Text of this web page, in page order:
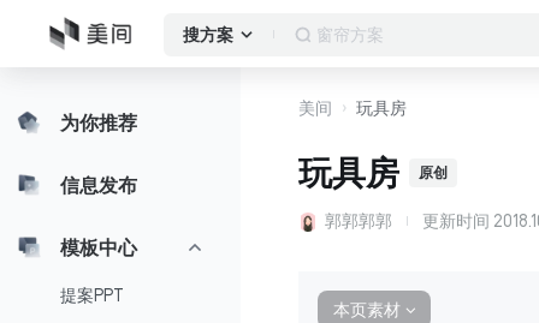
搜方案 客厅
为你推荐
信息发布
模板中心
提案PPT
美间 玩具房
玩具房 原创
郭郭郭郭 更新时间
本页素材 ∨